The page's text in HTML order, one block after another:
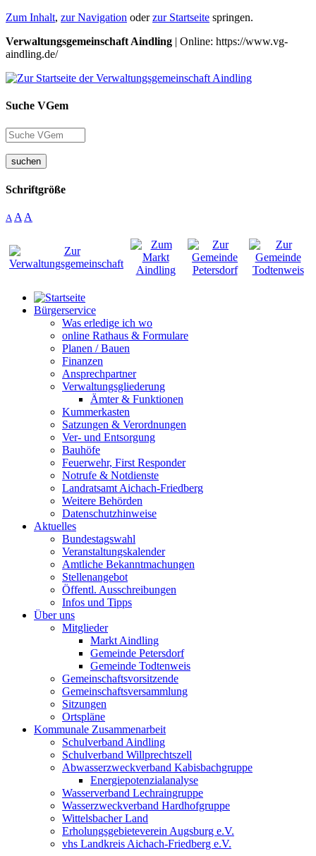
Zum Inhalt, zur Navigation oderzur Startseite springen.
Verwaltungsgemeinschaft Aindling | Online: https://www.vg-
aindling.de/
Suche VGem
suchen
Schriftgröße
A A A
Bürgerservice
Was erledige ich wo
online Rathaus & Formulare
Planen / Bauen
Finanzen
Ansprechpartner
Verwaltungsgliederung
Ämter & Funktionen
Kummerkasten
Satzungen & Verordnungen
Ver- und Entsorgung
Bauhöfe
Feuerwehr, First Responder
Notrufe & Notdienste
Landratsamt Aichach-Friedberg
Weitere Behörden
Datenschutzhinweise
Aktuelles
Bundestagswahl
Veranstaltungskalender
Amtliche Bekanntmachungen
Stellenangebot
Öffentl. Ausschreibungen
Infos und Tipps
Über uns
Mitglieder
Markt Aindling
Gemeinde Petersdorf
Gemeinde Todtenweis
Gemeinschaftsvorsitzende
Gemeinschaftsversammlung
Sitzungen
Ortspläne
Kommunale Zusammenarbeit
Schulverband Aindling
Schulverband Willprechtszell
Abwasserzweckverband Kabisbachgruppe
Energiepotenzialanalyse
Wasserverband Lechraingruppe
Wasserzweckverband Hardhofgruppe
Wittelsbacher Land
Erholungsgebieteverein Augsburg e.V.
vhs Landkreis Aichach-Friedberg e.V.